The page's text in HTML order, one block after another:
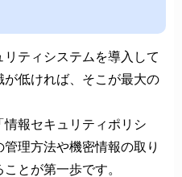
ティシステムを導入して
が低ければ、そこが最大の
報セキュリティポリシ
理方法や機密情報の取り
とが第一歩です。